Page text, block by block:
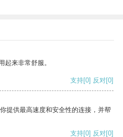
起来非常舒服。
支持[0] 反对[0]
提供最高速度和安全性的连接，并帮
支持[0] 反对[0]